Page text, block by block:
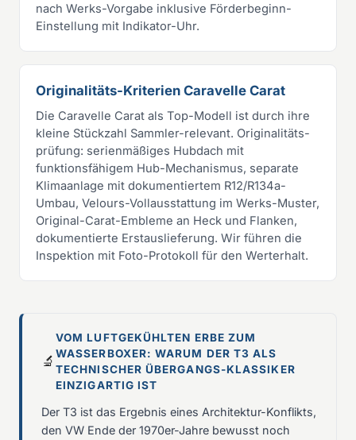
nach Werks-Vorgabe inklusive Förderbeginn-
Einstellung mit Indikator-Uhr.
Originalitäts-Kriterien Caravelle Carat
Die Caravelle Carat als Top-Modell ist durch ihre
kleine Stückzahl Sammler-relevant. Originalitäts-
prüfung: serienmäßiges Hubdach mit
funktionsfähigem Hub-Mechanismus, separate
Klimaanlage mit dokumentiertem R12/R134a-
Umbau, Velours-Vollausstattung im Werks-Muster,
Original-Carat-Embleme an Heck und Flanken,
dokumentierte Erstauslieferung. Wir führen die
Inspektion mit Foto-Protokoll für den Werterhalt.
🔬
VOM LUFTGEKÜHLTEN ERBE ZUM
WASSERBOXER: WARUM DER T3 ALS
TECHNISCHER ÜBERGANGS-KLASSIKER
EINZIGARTIG IST
Der T3 ist das Ergebnis eines Architektur-Konflikts,
den VW Ende der 1970er-Jahre bewusst noch